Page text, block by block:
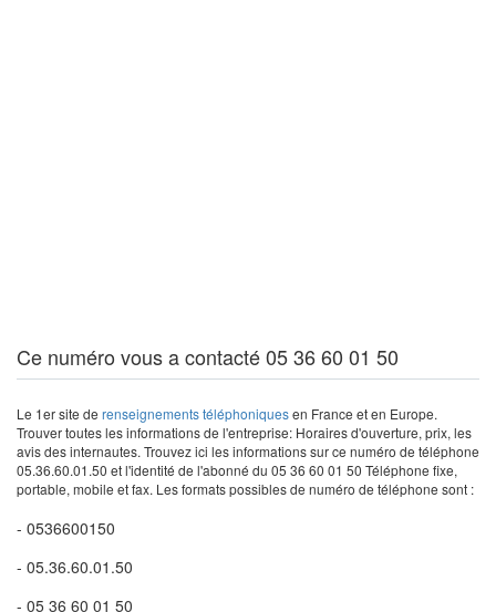
Ce numéro vous a contacté 05 36 60 01 50
Le 1er site de renseignements téléphoniquesen France et en Europe.
Trouver toutes les informations de l'entreprise: Horaires d'ouverture, prix, les
avis des internautes. Trouvez ici les informations sur ce numéro de téléphone
05.36.60.01.50 et l'identité de l'abonné du 05 36 60 01 50 Téléphone fixe,
portable, mobile et fax. Les formats possibles de numéro de téléphone sont :
- 0536600150
- 05.36.60.01.50
- 05 36 60 01 50